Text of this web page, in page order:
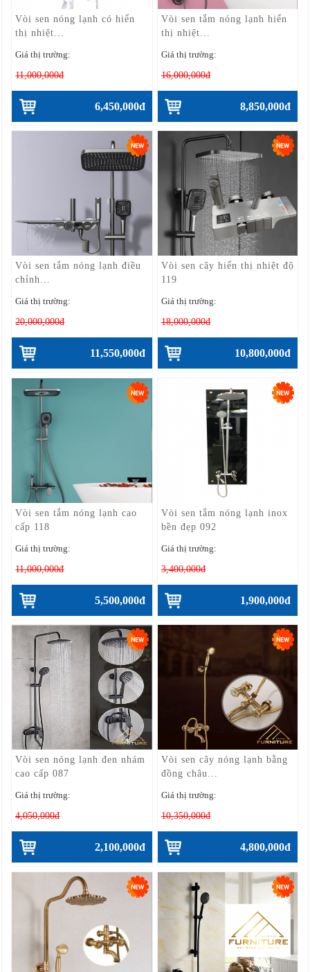
Vòi sen nóng lạnh có hiển
thị nhiệt...
Giá thị trường:
11,000,000đ
6,450,000đ
Vòi sen tắm nóng lạnh hiển
thị nhiệt...
Giá thị trường:
16,000,000đ
8,850,000đ
Vòi sen tắm nóng lạnh điều
chỉnh...
Giá thị trường:
20,000,000đ
11,550,000đ
Vòi sen cây hiển thị nhiệt độ
119
Giá thị trường:
18,000,000đ
10,800,000đ
Vòi sen tắm nóng lạnh cao
cấp 118
Giá thị trường:
11,000,000đ
5,500,000đ
Vòi sen tắm nóng lạnh inox
bền đẹp 092
Giá thị trường:
3,400,000đ
1,900,000đ
Vòi sen nóng lạnh đen nhám
cao cấp 087
Giá thị trường:
4,050,000đ
2,100,000đ
Vòi sen cây nóng lạnh bằng
đồng châu...
Giá thị trường:
10,350,000đ
4,800,000đ